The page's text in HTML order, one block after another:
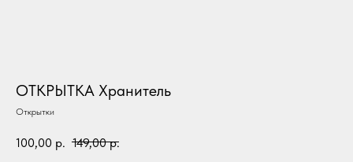
ОТКРЫТКА Хранитель
Открытки
100,00 р. 149,00 р.